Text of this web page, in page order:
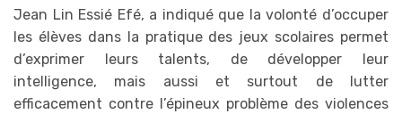
Jean Lin Essié Efé, a indiqué que la volonté d’occuper
les élèves dans la pratique des jeux scolaires permet
d’exprimer leurs talents, de développer leur
intelligence, mais aussi et surtout de lutter
efficacement contre l’épineux problème des violences